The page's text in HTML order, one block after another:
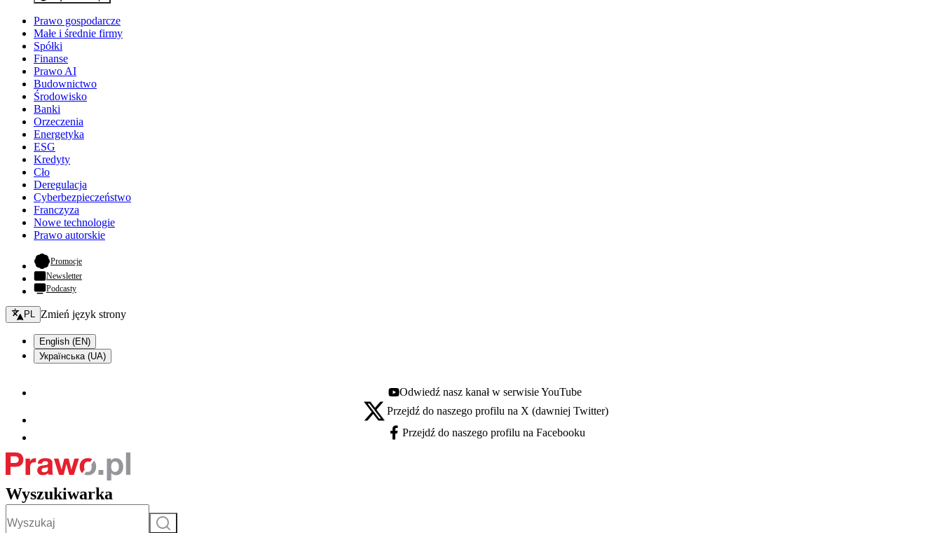
- rejestracja i logowanie do serwisu
Prawo gospodarcze
Małe i średnie firmy
Spółki
Finanse
Prawo AI
Budownictwo
Środowisko
Banki
Orzeczenia
Energetyka
ESG
Kredyty
Cło
Deregulacja
Cyberbezpieczeństwo
Franczyza
Nowe technologie
Prawo autorskie
Promocje- otwiera się w nowej karcie
Newsletter
Podcasty
Zmień język - bieżący:
PL Zmień język strony
English (EN)
Українська (UA)
Youtube - otwiera się w nowej karcie
Odwiedź nasz kanał w serwisie YouTube
X - otwiera się w nowej karcie
Przejdź do naszego profilu na X (dawniej Twitter)
Facebook - otwiera się w nowej karcie
Przejdź do naszego profilu na Facebooku
Wyszukiwarka
Szukaj